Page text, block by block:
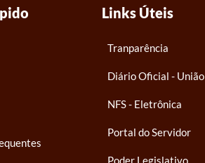
Links Úteis
Tranparência
Diário Oficial - União
NFS - Eletrônica
Portal do Servidor
Poder Legislativo